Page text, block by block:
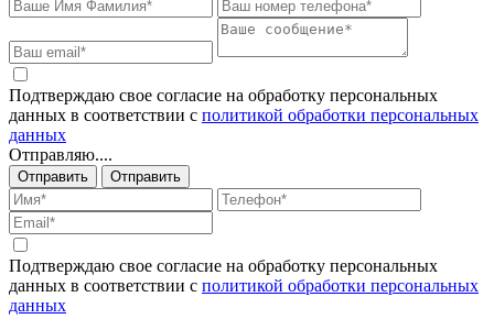
Подтверждаю свое согласие на обработку персональных
данных в соответствии с политикой обработки персональных
данных
Отправляю....
Отправить Отправить
Подтверждаю свое согласие на обработку персональных
данных в соответствии с политикой обработки персональных
данных